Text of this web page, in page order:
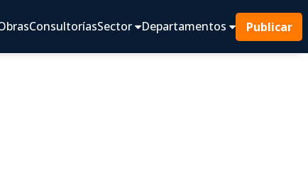
ConsultoríasSector Departamentos Publicar